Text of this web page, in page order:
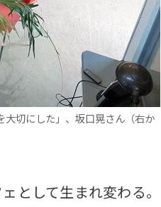
大切にした」、坂口晃さん（右か
として生まれ変わる。